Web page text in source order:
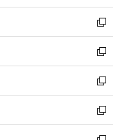
開
く
ウ
で
開
く
ン
ド
ウ
で
開
く
新
し
い
ウ
ィ
ン
ド
ウ
新
し
い
ウ
ィ
ン
新
し
い
ウ
新
し